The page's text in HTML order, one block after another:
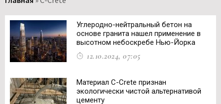
Углеродно-нейтральный бетон на
основе гранита нашел применение в
высотном небоскребе Нью-Йорка
12.10.2024, 07:05
Материал C-Crete признан
экологически чистой альтернативой
цементу